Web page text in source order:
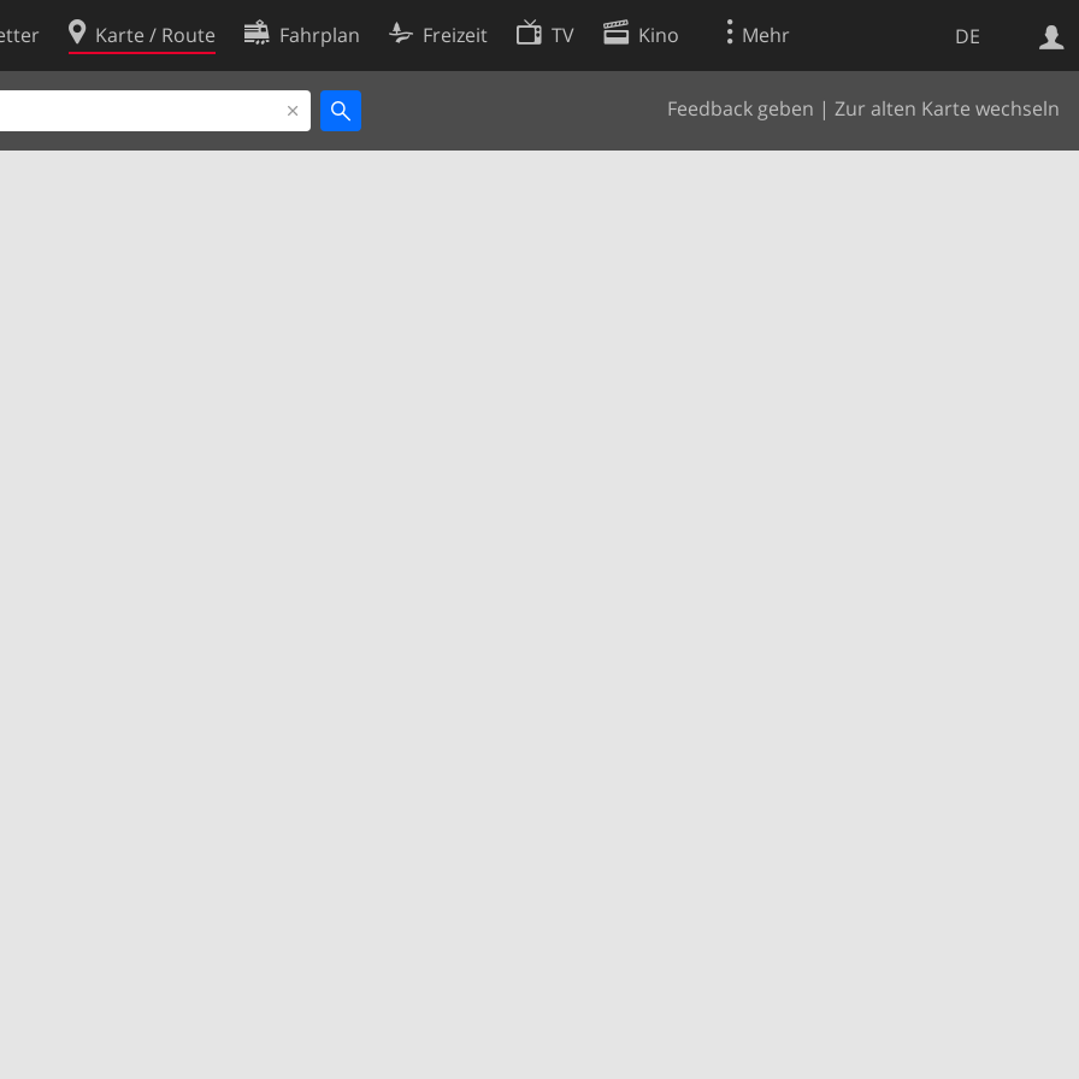
DE
Karte / Route Fahrplan Freizeit TV Kino Mehr
Feedback geben | Zur alten Karte wechseln
Websuche
Cookie-Richtlinie
Cookie-Einstellungen